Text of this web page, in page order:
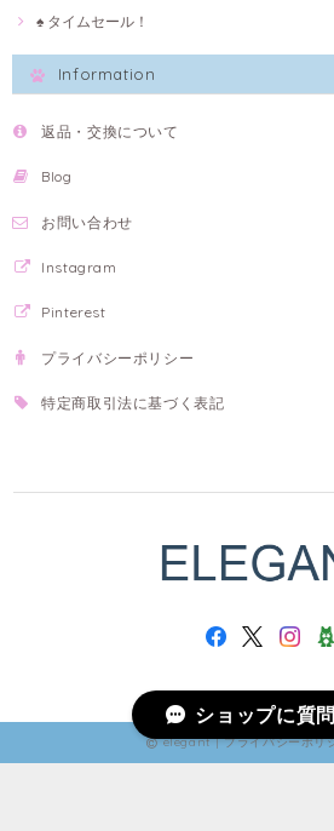
♠ タイムセール！
Information
返品・交換について
Blog
お問い合わせ
Instagram
Pinterest
プライバシーポリシー
特定商取引法に基づく表記
elegant |プライバシーポリ
ショップに質